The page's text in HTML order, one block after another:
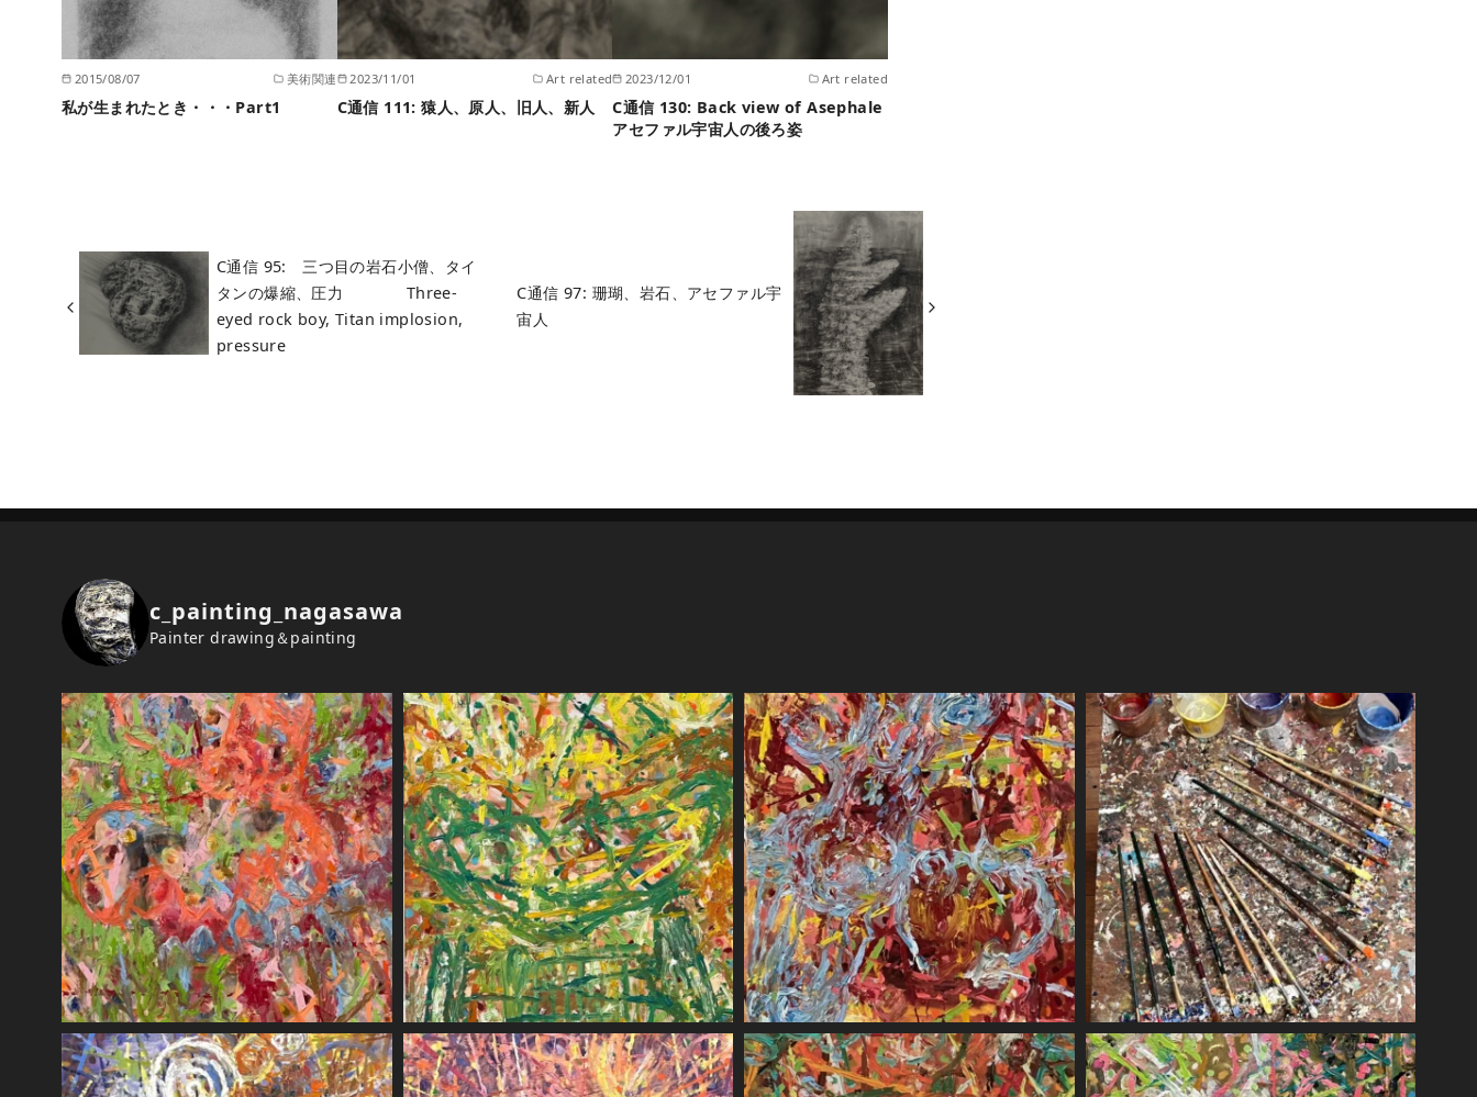
2015/08/07 美術関連
私が生まれたとき・・・Part1
2023/11/01 Art related
C通信 111: 猿人、原人、旧人、新人
2023/12/01 Art related
C通信 130: Back view of Asephale
アセファル宇宙人の後ろ姿
C通信 95: 三つ目の岩石小僧、タイ
タンの爆縮、圧力 Three-
eyed rock boy, Titan implosion,
pressure
C通信 97: 珊瑚、岩石、アセファル宇
宙人
c_painting_nagasawa
Painter drawing＆painting